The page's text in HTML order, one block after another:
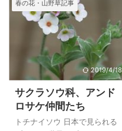
で、交配したい花との交配が
思うようにできていません。
今年こそはと思いながらも写
真を写したり、植え替えが会
ったりと手が回らないのが現
状です。
春の花・山野草記事
2019/4/18
サクラソウ科、アンド
ロサケ仲間たち
トチナイソウ 日本で見られる